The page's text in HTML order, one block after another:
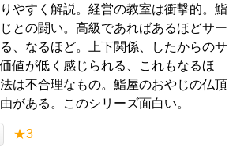
やすく解説。経営の教室は衝撃的。鮨
との闘い。高級であればあるほどサー
、なるほど。上下関係、したからのサ
値が低く感じられる、これもなるほ
は不合理なもの。鮨屋のおやじの仏頂
がある。このシリーズ面白い。
★3